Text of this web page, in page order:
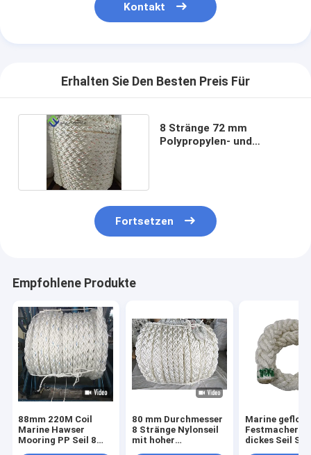
Kontakt
Erhalten Sie Den Besten Preis Für
8 Stränge 72 mm
Polypropylen- und
Fortsetzen
Empfohlene Produkte
88mm 220M Coil
Marine Hawser
Mooring PP Seil 8
80 mm Durchmesser
8 Stränge Nylonseil
mit hoher
Marine
dickes Seil